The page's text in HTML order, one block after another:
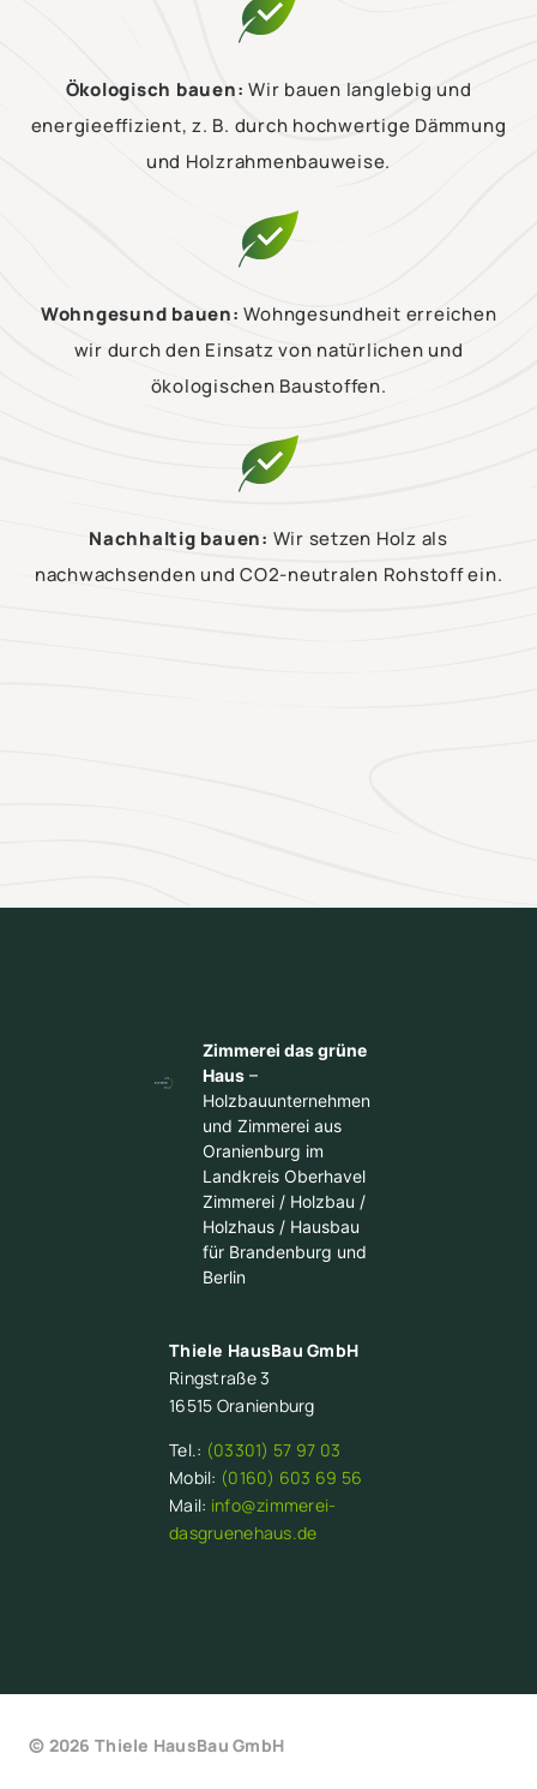
Ökologisch bauen:Wir bauen langlebig und
energieeffizient, z. B. durch hochwertige Dämmung
und Holzrahmenbauweise.
Wohngesund bauen: Wohngesundheit erreichen
wir durch den Einsatz von natürlichen und
ökologischen Baustoffen.
Nachhaltig bauen: Wir setzen Holz als
nachwachsenden und CO2-neutralen Rohstoff ein.
Zimmerei das grüne
Haus –
Holzbauunternehmen
und Zimmerei aus
Oranienburg im
Landkreis Oberhavel
Zimmerei / Holzbau /
Holzhaus / Hausbau
für Brandenburg und
Berlin
Thiele HausBau GmbH
Ringstraße 3
16515 Oranienburg
Tel.: (03301) 57 97 03
Mobil: (0160) 603 69 56
Mail: info@zimmerei-
dasgruenehaus.de
© 2026 Thiele HausBau GmbH